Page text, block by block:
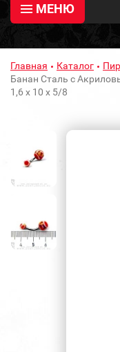
МЕНЮ
Главная Каталог
Банан Сталь с
1,6 х 10 х 5/8